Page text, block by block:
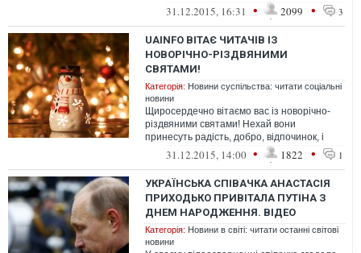
Савченко, которую судят в России по
сфабрикованном...
31.12.2015, 16:31 • 2099 • 3
UAINFO ВІТАЄ ЧИТАЧІВ ІЗ
НОВОРІЧНО-РІЗДВЯНИМИ
СВЯТАМИ!
Категорія: Новини суспільства: читати соціальні
новини
Щиросердечно вітаємо вас із новорічно-
різдвяними святами! Нехай вони
принесуть радість, добро, відпочинок, і
можливість перевести подих, перед
31.12.2015, 14:00 • 1822 • 1
УКРАЇНСЬКА СПІВАЧКА АНАСТАСІЯ
ПРИХОДЬКО ПРИВІТАЛА ПУТІНА З
ДНЕМ НАРОДЖЕННЯ. ВІДЕО
Категорія: Новини в світі: читати останні світові
новини